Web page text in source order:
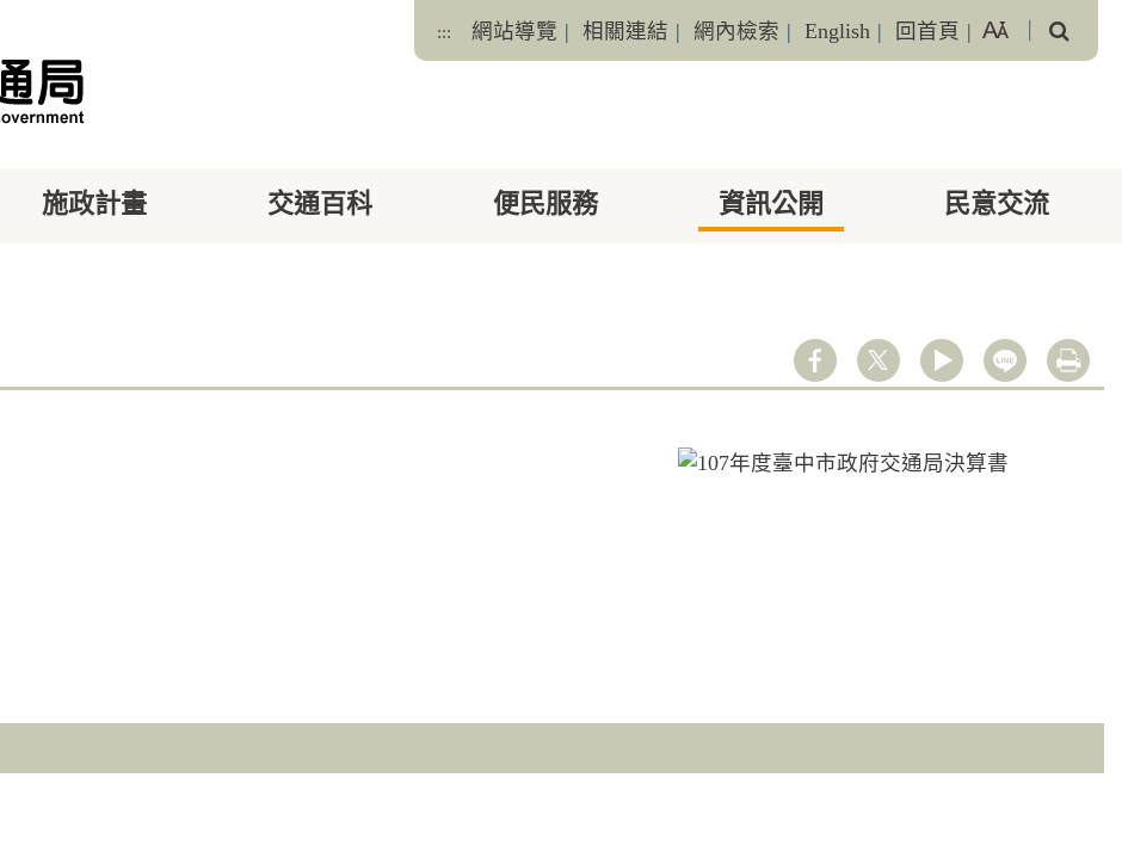
::: 網站導覽 | 相關連結 | 網內檢索 | English | 回首頁 |
尋
施政計畫 交通百科 便民服務 資訊公開 民意交流